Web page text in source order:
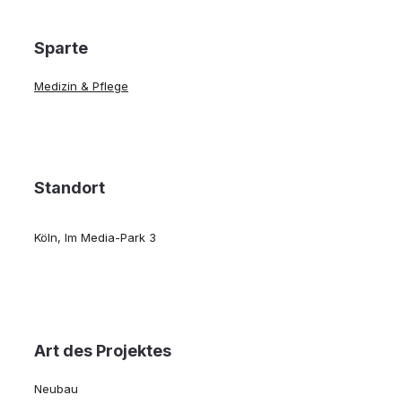
Sparte
Medizin & Pflege
Standort
Köln, Im Media-Park 3
Art des Projektes
Neubau